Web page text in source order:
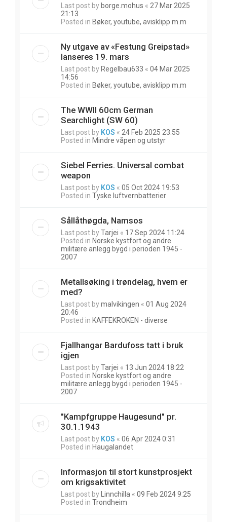
Last post by borge.mohus « 27 Mar 2025
21:13
Posted in Bøker, youtube, avisklipp m.m
Ny utgave av «Festung Greipstad»
lanseres 19. mars
Last post by Regelbau633 « 04 Mar 2025
14:56
Posted in Bøker, youtube, avisklipp m.m
The WWII 60cm German
Searchlight (SW 60)
Last post by KOS « 24 Feb 2025 23:55
Posted in Mindre våpen og utstyr
Siebel Ferries. Universal combat
weapon
Last post by KOS « 05 Oct 2024 19:53
Posted in Tyske luftvernbatterier
Sållåthøgda, Namsos
Last post byTarjei « 17 Sep 2024 11:24
Posted in Norske kystfort og andre
militære anlegg bygd i perioden 1945 -
2007
Metallsøking i trøndelag, hvem er
med?
Last post bymalvikingen « 01 Aug 2024
20:46
Posted in KAFFEKROKEN - diverse
Fjallhangar Bardufoss tatt i bruk
igjen
Last post byTarjei « 13 Jun 2024 18:22
Posted in Norske kystfort og andre
militære anlegg bygd i perioden 1945 -
2007
"Kampfgruppe Haugesund" pr.
30.1.1943
Last post by KOS « 06 Apr 2024 0:31
Posted in Haugalandet
Informasjon til stort kunstprosjekt
om krigsaktivitet
Last post by Linnchilla « 09 Feb 2024 9:25
Posted in Trondheim